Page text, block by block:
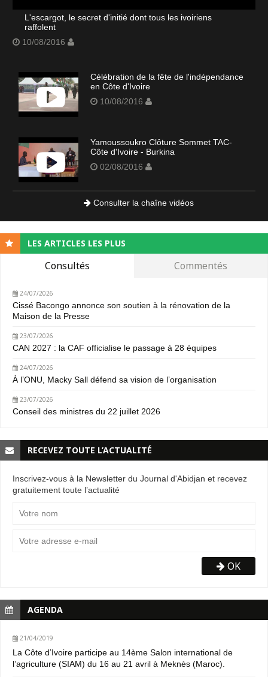
L'escargot, le secret d'initié dont tous les ivoiriens
raffolent
10/08/2016
Célébration de la fête de l'indépendance
en Côte d'Ivoire
10/08/2016
Yamoussoukro Clôture Sommet TAC-
Côte d'Ivoire - Burkina
02/08/2016
Consulter la chaîne vidéos
LES ARTICLES LES PLUS
Consultés Commentés
24/07/2026
Cissé Bacongo annonce son soutien à la rénovation de la
Maison de la Presse
23/07/2026
CAN 2027 : la CAF officialise le passage à 28 équipes
24/07/2026
À l’ONU, Macky Sall défend sa vision de l’organisation
23/07/2026
Conseil des ministres du 22 juillet 2026
RECEVEZ TOUTE L’ACTUALITÉ
Inscrivez-vous à la Newsletter du Journal d'Abidjan et recevez
gratuitement toute l’actualité
OK
AGENDA
21/04/2019
La Côte d’Ivoire participe au 14ème Salon international de
l’agriculture (SIAM) du 16 au 21 avril à Meknès (Maroc).